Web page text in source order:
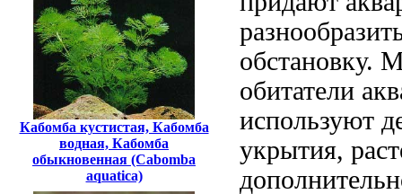
Кабомба кустистая, Кабомба
водная, Кабомба
обыкновенная (Cabomba
aquatica)
обстановку.
обитатели
используют
укрытия,